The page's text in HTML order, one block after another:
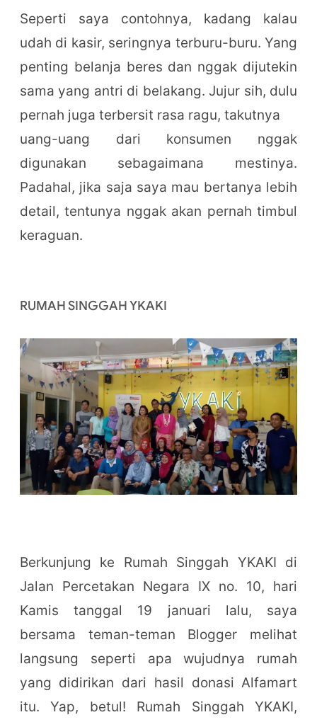
Seperti saya contohnya, kadang kalau
udah di kasir, seringnya terburu-buru. Yang
penting belanja beres dan nggak dijutekin
sama yang antri di belakang. Jujur sih, dulu
pernah juga terbersit rasa ragu, takutnya
uang-uang dari konsumen nggak
digunakan sebagaimana mestinya.
Padahal, jika saja saya mau bertanya lebih
detail, tentunya nggak akan pernah timbul
keraguan.
RUMAH SINGGAH YKAKI
Berkunjung ke Rumah Singgah YKAKI di
Jalan Percetakan Negara IX no. 10, hari
Kamis tanggal 19 januari lalu, saya
bersama teman-teman Blogger melihat
langsung seperti apa wujudnya rumah
yang didirikan dari hasil donasi Alfamart
itu. Yap, betul! Rumah Singgah YKAKI,